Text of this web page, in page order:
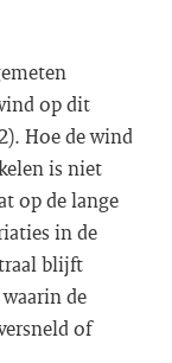
op dit
Hoe de wind
is niet
op de lange
in de
blijft
de
of